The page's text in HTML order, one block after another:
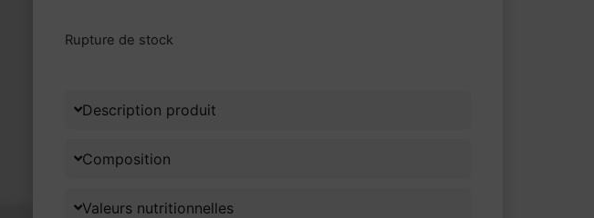
Rupture de stock
Description produit
Composition
Valeurs nutritionnelles